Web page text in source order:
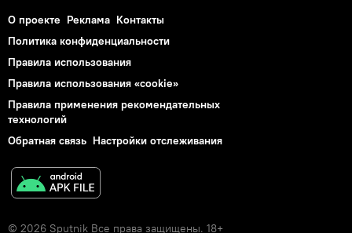
О проекте Реклама Контакты
Политика конфиденциальности
Правила использования
Правила использования «cookie»
Правила применения рекомендательных
технологий
Обратная связь Настройки отслеживания
© 2026 Sputnik Все права защищены. 18+